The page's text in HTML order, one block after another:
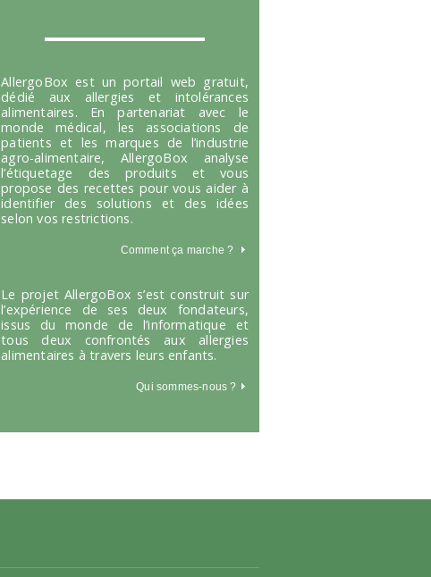
AllergoBox est un portail web gratuit,
dédié aux allergies et intolérances
alimentaires. En partenariat avec le
monde médical, les associations de
patients et les marques de l’industrie
agro-alimentaire, AllergoBox analyse
l’étiquetage des produits et vous
propose des recettes pour vous aider à
identifier des solutions et des idées
selon vos restrictions.
Comment ça marche ?
Le projet AllergoBox s’est construit sur
l’expérience de ses deux fondateurs,
issus du monde de l’informatique et
tous deux confrontés aux allergies
alimentaires à travers leurs enfants.
Qui sommes-nous ?